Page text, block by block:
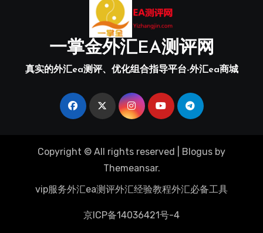
一掌金外汇EA测评网
真实的外汇ea测评、优化组合指导平台-外汇ea商城
Copyright © All rights reserved Blogus by
Themeansar.
vip服务外汇ea测评外汇经验教程外汇必备工具
京ICP备14036421号-4